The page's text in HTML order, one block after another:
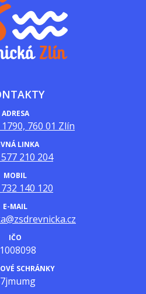
ADRESA
760 01 Zlín
LINKA
210 204
MOBIL
140 120
E-MAIL
IČO
SCHRÁNKY